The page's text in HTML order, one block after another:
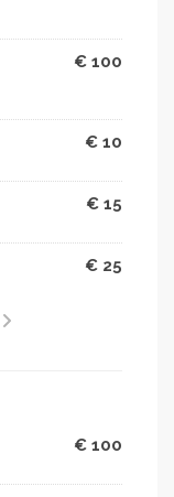
€ 100
€ 10
€ 15
€ 25
€ 100